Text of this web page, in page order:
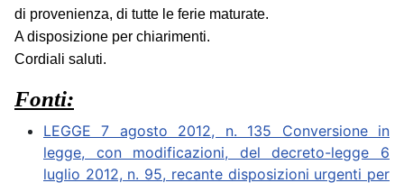
di provenienza, di tutte le ferie maturate.
A disposizione per chiarimenti.
Cordiali saluti.
Fonti:
LEGGE 7 agosto 2012, n. 135 Conversione in
legge, con modificazioni, del decreto-legge 6
luglio 2012, n. 95, recante disposizioni urgenti per